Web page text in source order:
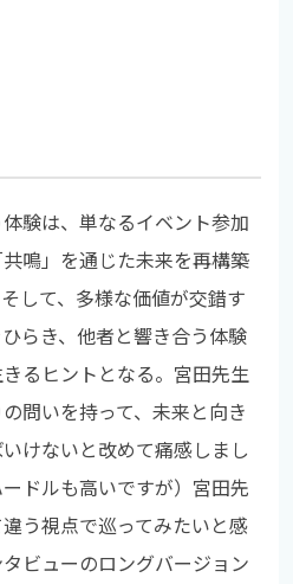
験は、単なるイベント参加
鳴」を通じた未来を再構築
して、多様な価値が交錯す
らき、他者と響き合う体験
るヒントとなる。宮田先生
問いを持って、未来と向き
けないと改めて痛感しまし
ドルも高いですが）宮田先
う視点で巡ってみたいと感
ビューのロングバージョン